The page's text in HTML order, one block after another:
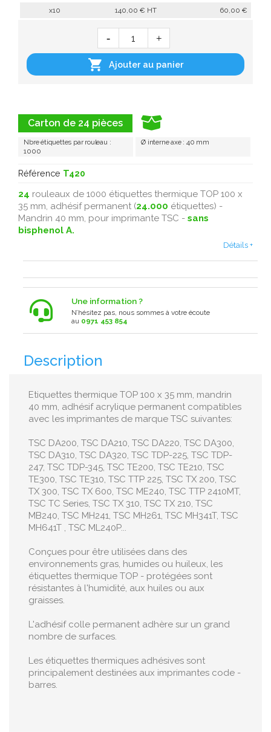
Carton de 24 pièces
Nbre étiquettes par rouleau :
1000
Ø interne axe : 40 mm
Référence T420
24 rouleaux de 1000 étiquettes thermique TOP 100 x
35 mm, adhésif permanent (24.000 étiquettes) -
Mandrin 40 mm, pour imprimante TSC - sans
bisphenol A.
Détails +
Une information ?
N’hésitez pas, nous sommes à votre écoute
au 0971 453 854
x10
140,00 € HT 60,00 €
 Ajouter au panier
Description
Etiquettes thermique TOP 100 x 35 mm, mandrin
40 mm, adhésif acrylique permanent compatibles
avec les imprimantes de marque TSC suivantes:
TSC DA200, TSC DA210, TSC DA220, TSC DA300,
TSC DA310, TSC DA320, TSC TDP-225, TSC TDP-
247, TSC TDP-345, TSC TE200, TSC TE210, TSC
TE300, TSC TE310, TSC TTP 225, TSC TX 200, TSC
TX 300, TSC TX 600, TSC ME240, TSC TTP 2410MT,
TSC TC Series , TSC TX 310 , TSC TX 210 , TSC
MB240 , TSC MH241 , TSC MH261 , TSC MH341T , TSC
MH641T , TSC ML240P ...
Conçues pour être utilisées dans des
environnements gras, humides ou huileux, les
étiquettes thermique TOP - protégées sont
résistantes à l'humidité, aux huiles ou aux
graisses.
L'adhésif colle permanent adhère sur un grand
nombre de surfaces.
Les étiquettes thermiques adhésives sont
principalement destinées aux imprimantes code -
barres.